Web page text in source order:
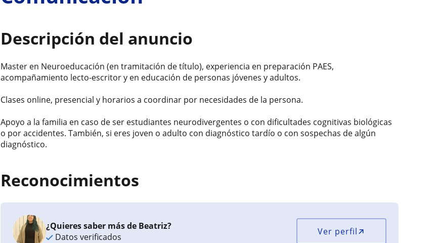
Descripción del anuncio
Master en Neuroeducación (en tramitación de título), experiencia en preparación PAES,
acompañamiento lecto-escritor y en educación de personas jóvenes y adultos.
Clases online, presencial y horarios a coordinar por necesidades de la persona.
Apoyo a la familia en caso de ser estudiantes neurodivergentes o con dificultades cognitivas biológicas
o por accidentes. También, si eres joven o adulto con diagnóstico tardío o con sospechas de algún
diagnóstico.
Reconocimientos
¿Quieres saber más de Beatriz?
Datos verificados
Ver perfil